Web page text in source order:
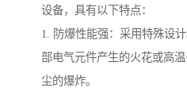
设备，具有以下特点：
1. 防爆性能强：采用特殊设
部电气元件产生的火花或高
尘的爆炸。